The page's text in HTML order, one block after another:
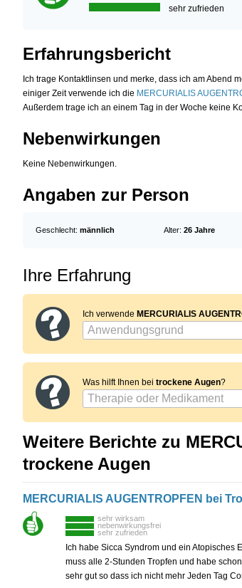
sehr zufrieden
Erfahrungsbericht
Ich trage Kontaktlinsen und merke, dass ich am Abend
einiger Zeit verwende ich die MERCURIALIS
Außerdem trage ich an einem Tag in der Woche keine
Nebenwirkungen
Keine Nebenwirkungen.
Angaben zur Person
Geschlecht: männlich Alter: 26 Jahre
Ihre Erfahrung
Ich verwende MERCURIALIS
Was hilft Ihnen bei trockene Augen?
Weitere Berichte zu
trockene Augen
MERCURIALIS AUGENTROPFEN bei
sehr wirksam
nebenwirkungsfrei
sehr zufrieden
Ich habe Sicca Syndrom und ein Atopisches
muss alle 2-Stunden Tropfen und habe
sehr gut so dass ich nicht mehr Jeden Tag